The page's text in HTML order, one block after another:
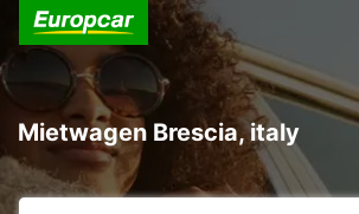
Mietwagen Brescia, italy